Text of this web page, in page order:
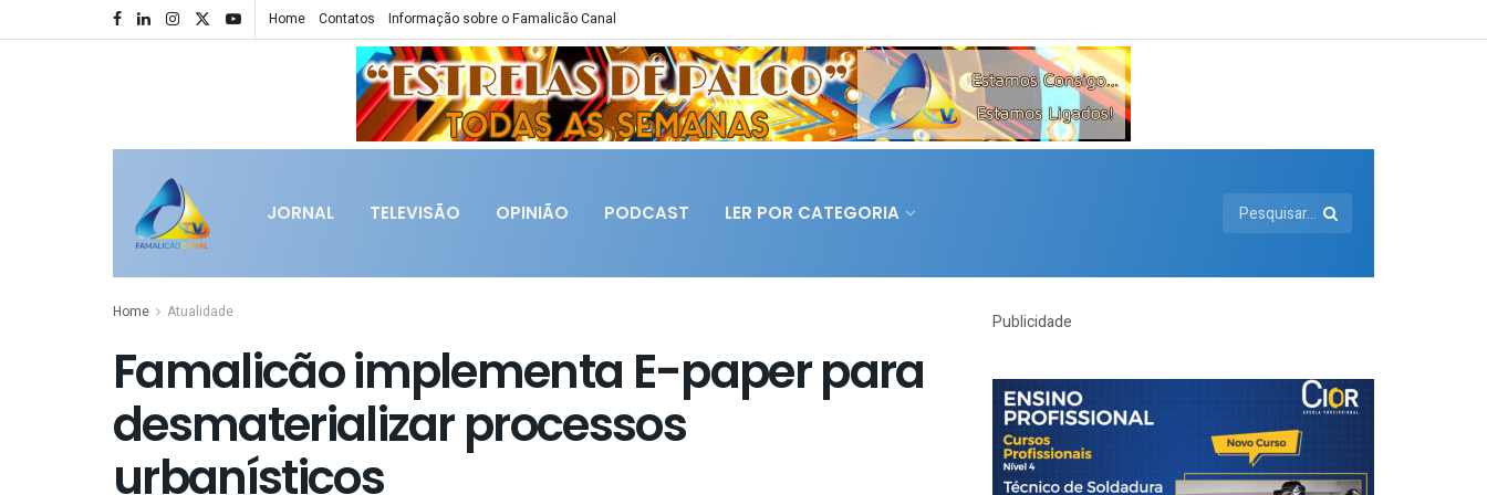
Home Contatos Informação sobre o Famalicão Canal
JORNAL TELEVISÃO OPINIÃO PODCAST LER POR CATEGORIA
Home Atualidade
Famalicão implementa E-paper para
desmaterializar processos
urbanísticos
Publicidade